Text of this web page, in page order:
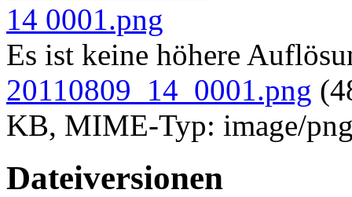
Es ist keine höhere
20110809_14_0001.png
KB, MIME-Typ: image/
Dateiversionen